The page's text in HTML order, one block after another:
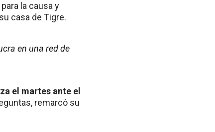
la causa y
casa de Tigre.
en una red de
el martes ante el
remarcó su